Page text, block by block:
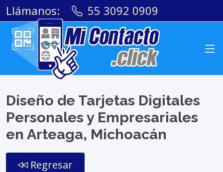
Llámanos: 55 3092 0909
Diseño de Tarjetas Digitales
Personales y Empresariales
en Arteaga, Michoacán
Regresar